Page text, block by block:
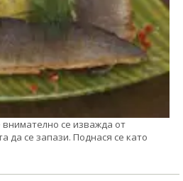
се изважда от
да се запази. Поднася се като